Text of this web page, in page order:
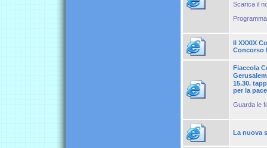
Scarica il
Il XXXIX
Concorso
Fiaccola
15.30.
per la
Guarda le
La nuova